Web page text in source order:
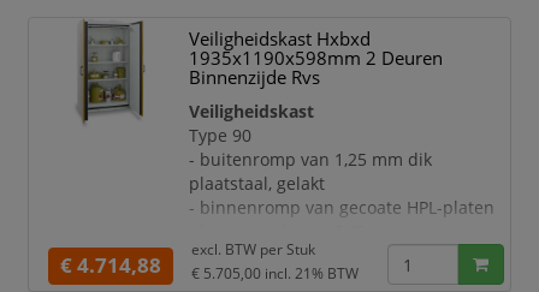
temperatuuronafhankelijke
deurblokkering
- sluit bij brand automatisch dankzij
thermomechanica
Uitrusting:
- opvanglegbord, draagvermogen 75 kg
- legborden per 64 mm in hoogte
verstelbaar
- ontluchting via een centraal
ontluchtingssysteem in de achterwand
Veiligheidskast Hxbxd
1935x1190x598mm 2 Deuren
Binnenzijde Rvs
Veiligheidskast
Type 90
- buitenromp van 1,25 mm dik
plaatstaal, gelakt
- binnenromp van gecoate HPL-platen
Deuren:
- dubbele draaideur
€ 4.714,88
excl. BTW per Stuk
€ 5.705,00 incl. 21% BTW